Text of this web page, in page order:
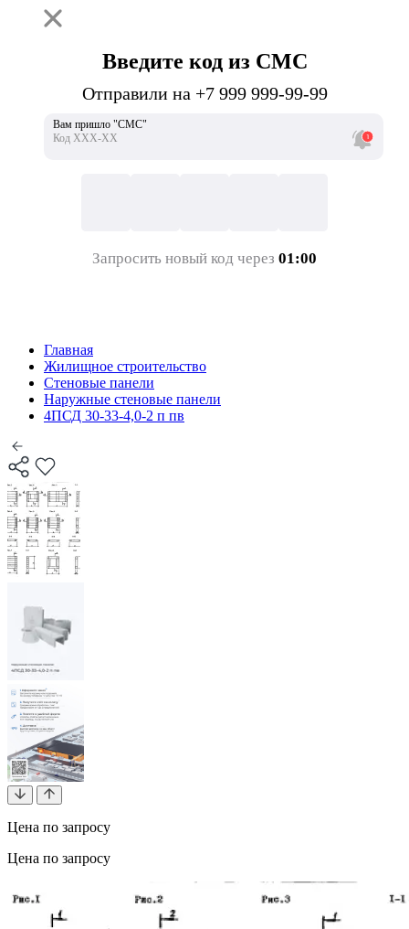
Введите код из СМС
Отправили на +7 999 999-99-99
Вам пришло "СМС"
Код ХХХ-ХХ
Запросить новый код через 01:00
Главная
Жилищное строительство
Стеновые панели
Наружные стеновые панели
4ПСД 30-33-4,0-2 п пв
Цена по запросу
Цена по запросу